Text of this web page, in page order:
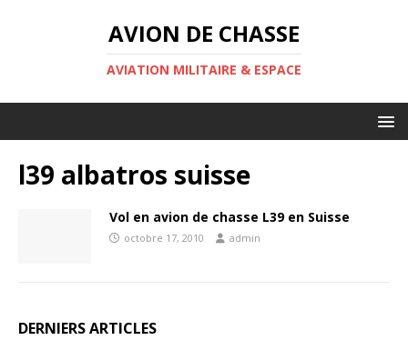
AVION DE CHASSE
AVIATION MILITAIRE & ESPACE
l39 albatros suisse
Vol en avion de chasse L39 en Suisse
octobre 17, 2010 admin
DERNIERS ARTICLES